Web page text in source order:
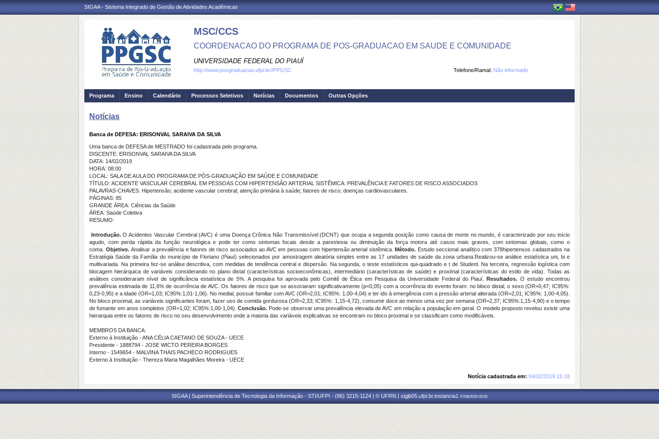
SIGAA - Sistema Integrado de Gestão de Atividades Acadêmicas
MSC/CCS
COORDENACAO DO PROGRAMA DE POS-GRADUACAO EM SAUDE E COMUNIDADE
UNIVERSIDADE FEDERAL DO PIAUÍ
Telefone/Ramal: Não informado
http://www.posgraduacao.ufpi.br//PPGSC
Programa Ensino Calendário Processos Seletivos Notícias Documentos Outras Opções
Notícias
Banca de DEFESA: ERISONVAL SARAIVA DA SILVA
Uma banca de DEFESA de MESTRADO foi cadastrada pelo programa.
DISCENTE: ERISONVAL SARAIVA DA SILVA
DATA: 14/02/2019
HORA: 08:00
LOCAL: SALA DE AULA DO PROGRAMA DE PÓS-GRADUAÇÃO EM SAÚDE E COMUNIDADE
TÍTULO: ACIDENTE VASCULAR CEREBRAL EM PESSOAS COM HIPERTENSÃO ARTERIAL SISTÊMICA: PREVALÊNCIA E FATORES DE RISCO ASSOCIADOS
PALAVRAS-CHAVES: Hipertensão; acidente vascular cerebral; atenção primária à saúde; fatores de risco; doenças cardiovasculares.
PÁGINAS: 85
GRANDE ÁREA: Ciências da Saúde
ÁREA: Saúde Coletiva
RESUMO:
Introdução.O Acidentes Vascular Cerebral (AVC) é uma Doença Crônica Não Transmissível (DCNT) que ocupa a segunda posição como causa de morte no mundo, é caracterizado por seu início
agudo, com perda rápida da função neurológica e pode ter como sintomas focais desde a parestesia ou diminuição da força motora até casos mais graves, com sintomas globais, como o
coma. Objetivo.Analisar a prevalência e fatores de risco associados ao AVC em pessoas com hipertensão arterial sistêmica.Método. Estudo seccional analítico com378hipertensos cadastrados na
Estratégia Saúde da Família do município de Floriano (Piauí) selecionados por amostragem aleatória simples entre as 17 unidades de saúde da zona urbana. Realizou-se análise estatística uni, bi e
multivariada. Na primeira fez-se análise descritiva, com medidas de tendência central e dispersão. Na segunda, o teste estatísticos qui-quadrado e t de Student. Na terceira, regressão logística com
blocagem hierárquica de variáveis considerando no plano distal (características socioeconômicas), intermediário (características de saúde) e proximal (características do estilo de vida). Todas as
análises consideraram nível de significância estatística de 5%. A pesquisa foi aprovada pelo Comitê de Ética em Pesquisa da Universidade Federal do Piauí.Resultados. O estudo encontrou
prevalência estimada de 11,6% de ocorrência de AVC. Os fatores de risco que se associaram significativamente (p<0,05) com a ocorrência do evento foram: no bloco distal, o sexo (OR=0,47; IC95%:
0,23-0,95) e a idade (OR=1,03; IC95%:1,01-1,06). No medial, possuir familiar com AVC (OR=2,01; IC95%: 1,00-4,04) e ter ido à emergência com a pressão arterial alterada (OR=2,01; IC95%: 1,00-4,05).
No bloco proximal, as variáveis significantes foram, fazer uso de comida gordurosa (OR=2,33; IC95%: 1,15-4,72), consumir doce ao menos uma vez por semana (OR=2,37; IC95%:1,15-4,90) e o tempo
de fumante em anos completos (OR=1,02; IC95%:1,00-1,04).Conclusão. Pode-se observar uma prevalência elevada de AVC em relação a população em geral. O modelo proposto revelou existir uma
hierarquia entre os fatores de risco no seu desenvolvimento onde a maioria das variáveis explicativas se encontram no bloco proximal e se classificam como modificáveis.
MEMBROS DA BANCA:
Externo à Instituição - ANA CÉLIA CAETANO DE SOUZA - UECE
Presidente - 1888794 - JOSE WICTO PEREIRA BORGES
Interno - 1549654 - MALVINA THAIS PACHECO RODRIGUES
Externo à Instituição - Thereza Maria Magalhães Moreira - UECE
Notícia cadastrada em: 04/02/2019 15:18
SIGAA | Superintendência de Tecnologia da Informação - STI/UFPI - (86) 3215-1124 | © UFRN | sigjb05.ufpi.br.instancia1 07/08/2026 03:55